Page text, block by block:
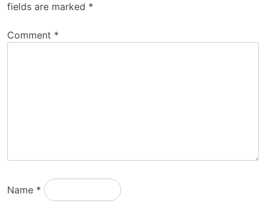
fields are marked *
Comment *
Name *